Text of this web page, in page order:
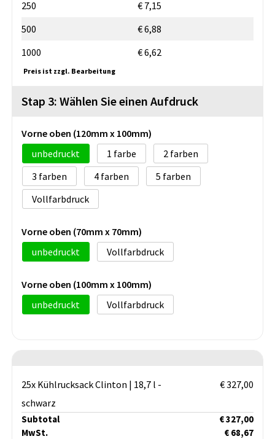
250
€ 7,15
500
€ 6,88
1000
€ 6,62
Preis ist zzgl. Bearbeitung
Stap 3: Wählen Sie einen Aufdruck
Vorne oben (120mm x 100mm)
unbedruckt
1
2
3
4
5
Vollfarbdruck
Vorne oben (70mm x 70mm)
unbedruckt
Vollfarbdruck
Vorne oben (100mm x 100mm)
unbedruckt
Vollfarbdruck
25x Kühlrucksack Clinton | 18,7 l -
schwarz
€ 327,00
Subtotal
€ 327,00
MwSt.
€ 68,67